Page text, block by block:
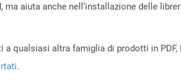
ma aiuta anche nell’installazione delle
altra famiglia di prodotti in PDF,
.